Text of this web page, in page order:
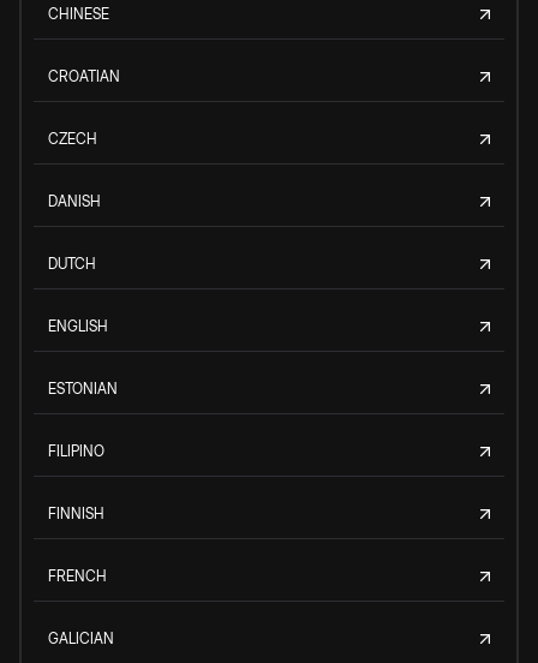
CHINESE
CROATIAN
CZECH
DANISH
DUTCH
ENGLISH
ESTONIAN
FILIPINO
FINNISH
FRENCH
GALICIAN